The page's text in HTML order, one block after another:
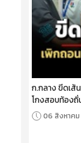
ก.กลาง ขีดเส้
โกงสอบท้องถิ่
06 สิงหาค